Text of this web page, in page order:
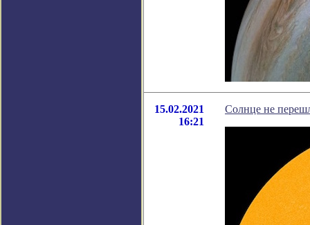
15.02.2021
16:21
Солнце не